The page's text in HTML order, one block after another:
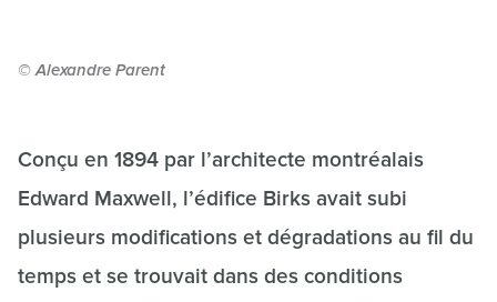
© Alexandre Parent
Conçu en 1894 par l’architecte montréalais
Edward Maxwell, l’édifice Birks avait subi
plusieurs modifications et dégradations au fil du
temps et se trouvait dans des conditions